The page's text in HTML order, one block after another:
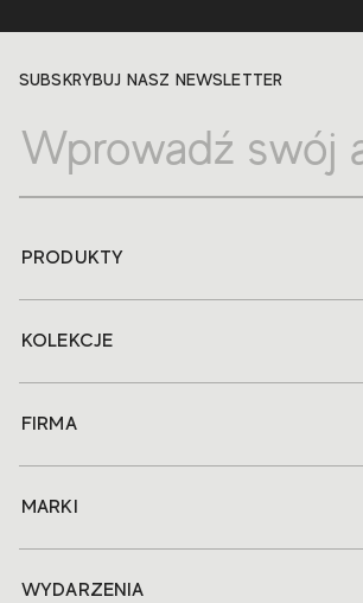
SUBSKRYBUJ NASZ NEWSLETTER
PRODUKTY
KOLEKCJE
FIRMA
MARKI
WYDARZENIA